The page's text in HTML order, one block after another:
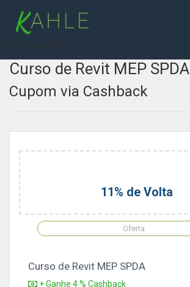
Curso de Revit MEP SPDA
Cupom via Cashback
11% de Volta
Oferta
Curso de Revit MEP SPDA
+ Ganhe 4 % Cashback